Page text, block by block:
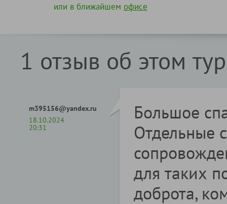
или в ближайшем офисе
1 отзыв об этом
m395156@yandex.ru
18.10.2024
20:31
Большое
Отдельные
для таких
доброта,